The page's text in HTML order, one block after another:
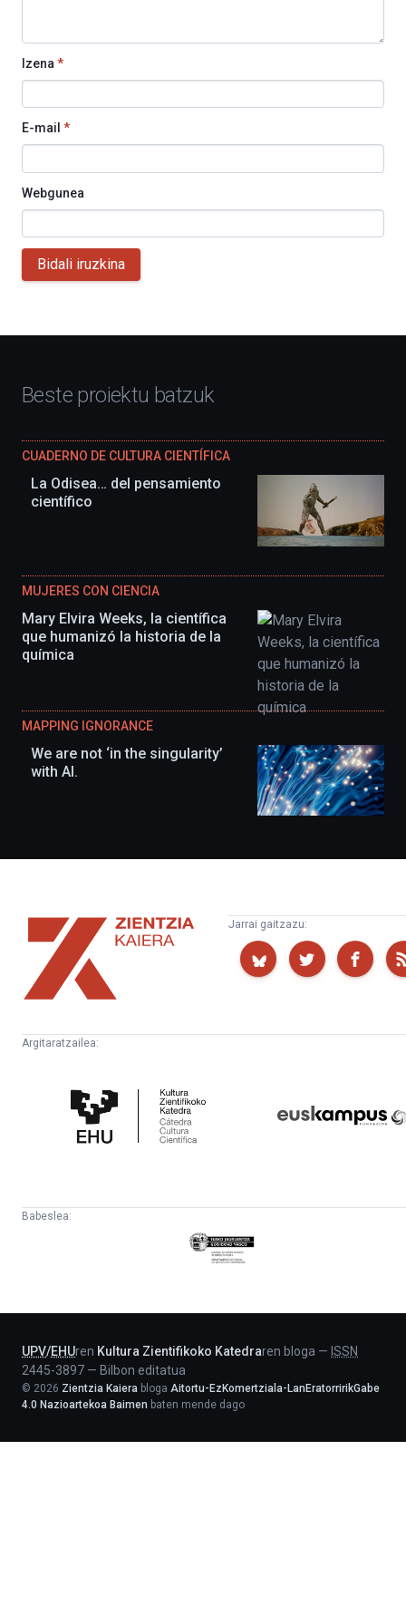
Izena *
E-mail *
Webgunea
Bidali iruzkina
Beste proiektu batzuk
CUADERNO DE CULTURA CIENTÍFICA
La Odisea… del pensamiento
científico
MUJERES CON CIENCIA
Mary Elvira Weeks, la científica
que humanizó la historia de la
química
MAPPING IGNORANCE
We are not ‘in the singularity’
with AI.
Zientzia
Kaiera
Jarrai gaitzazu:
Argitaratzailea:
Zientifikoko
Katedra
Babeslea:
Eusko
Jaurlaritza
UPV/EHUren Kultura Zientifikoko Katedraren bloga — ISSN
2445-3897 — Bilbon editatua
© 2026 Zientzia Kaiera bloga Aitortu-EzKomertziala-LanEratorririkGabe
4.0 Nazioartekoa Baimen baten mende dago